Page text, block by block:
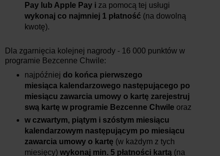
Pay lub Apple Pay i za pomocą tej usługi
wykonaj co najmniej 1 płatność (na dowolną
kwotę).
Dla zgarnięcia kolejnej nagrody - 16 000 punktów w
programie Bezcenne Chwile:
najpóźniej do końca pierwszego
miesiąca kalendarzowego następującego po
miesiącu zawarcia umowy o kartę zarejestruj
swą kartę w programie Bezcenne Chwile oraz
w czwartym, piątym i szóstym miesiącu
kalendarzowym następującym po miesiącu
zawarcia umowy o kartę (w każdym z tych
miesięcy) wykonaj min. 5 płatności kartą (na